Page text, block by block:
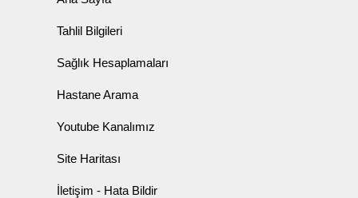
Tahlil Bilgileri
Sağlık Hesaplamaları
Hastane Arama
Youtube Kanalımız
Site Haritası
İletişim - Hata Bildir